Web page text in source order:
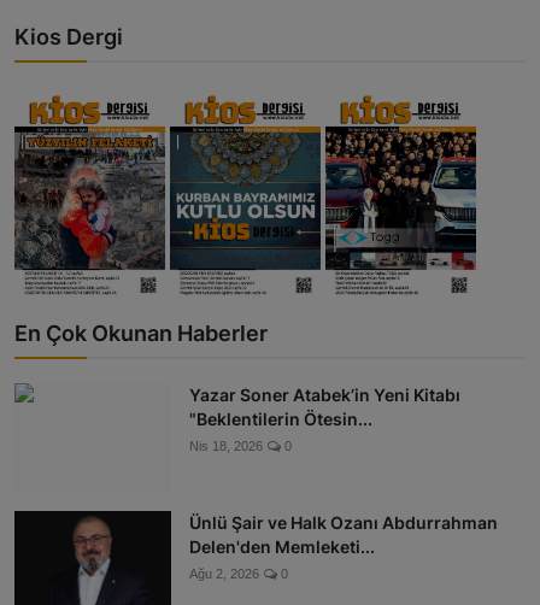
Kios Dergi
En Çok Okunan Haberler
Yazar Soner Atabek’in Yeni Kitabı
"Beklentilerin Ötesin...
Nis 18, 2026 0
Ünlü Şair ve Halk Ozanı Abdurrahman
Delen'den Memleketi...
Ağu 2, 2026 0